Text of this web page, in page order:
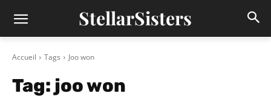
StellarSisters
Accueil Tags Joo won
Tag: joo won